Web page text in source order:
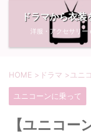
おすすめ検索ワ
川口春奈
・石原さとみ
・菜々緒
・堀田真由
ドラマから衣装
洋服・アクセサリー
HOME > ドラマ > ユニ
ユニコーンに乗って
【ユニコー